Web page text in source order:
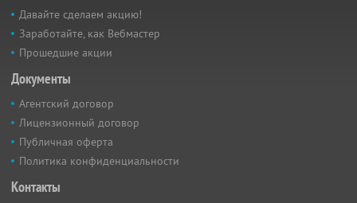
Давайте сделаем акцию!
Заработайте, как Вебмастер
Прошедшие акции
Документы
Агентский договор
Лицензионный договор
Публичная оферта
Политика конфиденциальности
Контакты